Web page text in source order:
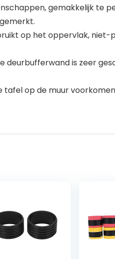
gemakkelijk te
op het oppervlak, niet-
deurbufferwand is zeer
op de muur